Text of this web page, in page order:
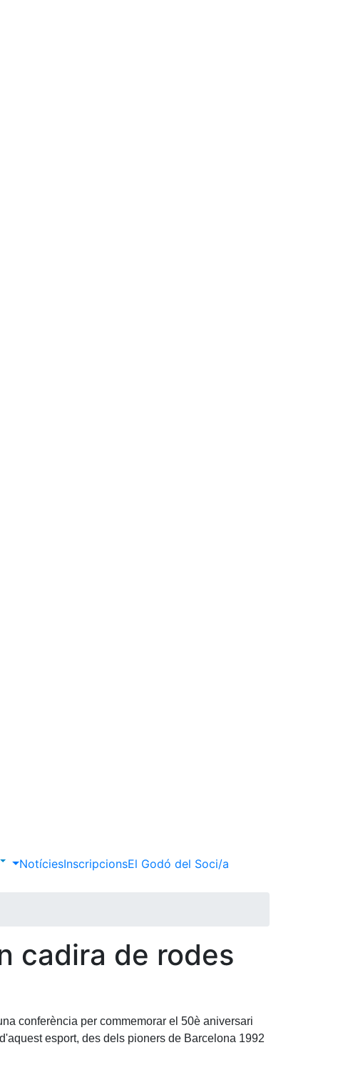
NotíciesInscripcionsEl Godó del Soci/a
cadira de rodes
conferència per commemorar el 50è aniversari
esport, des dels pioners de Barcelona 1992